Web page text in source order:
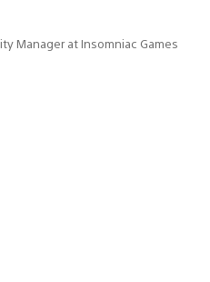
Manager at Insomniac Games